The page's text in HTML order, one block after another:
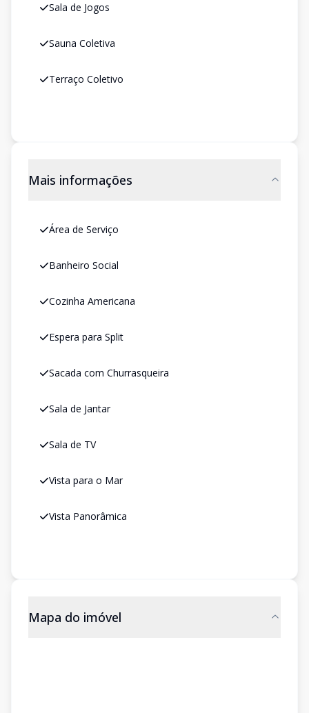
Sala de Jogos
Sauna Coletiva
Terraço Coletivo
Mais informações
Área de Serviço
Banheiro Social
Cozinha Americana
Espera para Split
Sacada com Churrasqueira
Sala de Jantar
Sala de TV
Vista para o Mar
Vista Panorâmica
Mapa do imóvel